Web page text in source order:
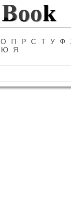
О П Р С Т У Ф
Ю Я